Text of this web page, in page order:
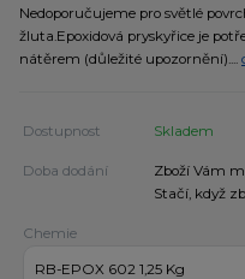
Nedoporučujeme pro světlé
žluta.Epoxidová pryskyřice je
nátěrem (důležité upozornění)....
Dostupnost Skladem
Doba dodání
Zboží Vám
Stačí, když
Chemie